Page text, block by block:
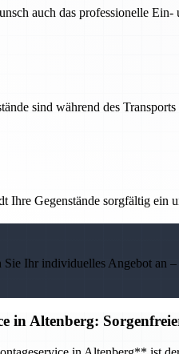
auch das professionelle
sind während des
Ihre Gegenstände sorgfältig ein
Sie Ihr individuelles Angebot an
in Altenberg: